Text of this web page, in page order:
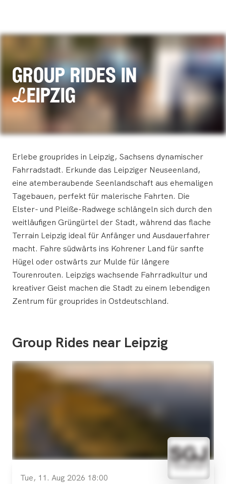
group rides in
Leipzig
Erlebe grouprides in Leipzig, Sachsens dynamischer
Fahrradstadt. Erkunde das Leipziger Neuseenland,
eine atemberaubende Seenlandschaft aus ehemaligen
Tagebauen, perfekt für malerische Fahrten. Die
Elster- und Pleiße-Radwege schlängeln sich durch den
weitläufigen Grüngürtel der Stadt, während das flache
Terrain Leipzig ideal für Anfänger und Ausdauerfahrer
macht. Fahre südwärts ins Kohrener Land für sanfte
Hügel oder ostwärts zur Mulde für längere
Tourenrouten. Leipzigs wachsende Fahrradkultur und
kreativer Geist machen die Stadt zu einem lebendigen
Zentrum für grouprides in Ostdeutschland.
Group Rides near Leipzig
Tue, 11. Aug 2026 18:00